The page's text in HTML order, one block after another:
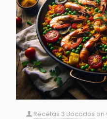
Recetas 3 Bocados on